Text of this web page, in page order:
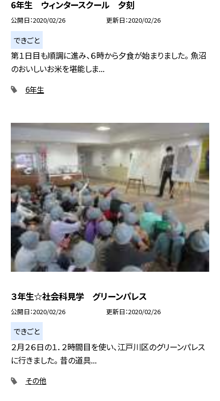
6年生 ウィンタースクール 夕刻
公開日 2020/02/26 更新日 2020/02/26
できごと
第１日目も順調に進み、６時から夕食が始まりました。 魚沼
のおいしいお米を堪能しま...
6年生
３年生☆社会科見学 グリーンパレス
公開日 2020/02/26 更新日 2020/02/26
できごと
２月２６日の１．２時間目を使い、江戸川区のグリーンパレス
に行きました。 昔の道具...
その他